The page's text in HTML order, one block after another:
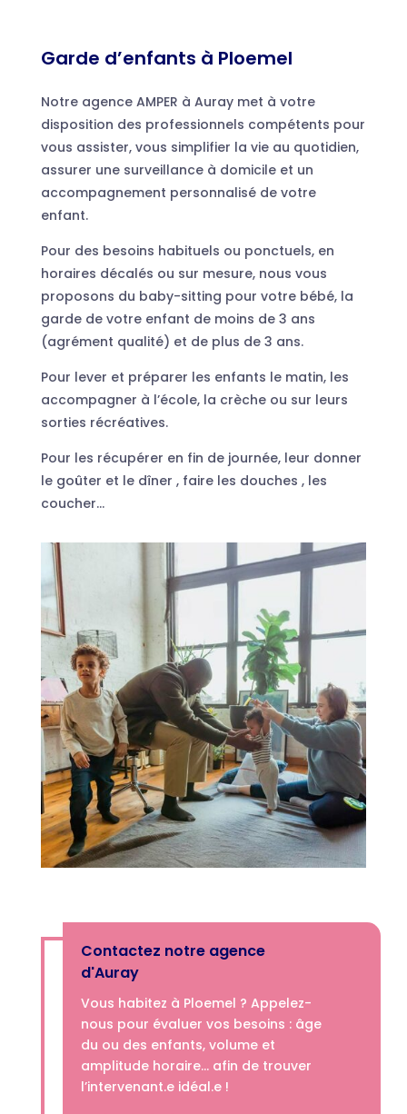
Garde d’enfants à Ploemel
Notre agence AMPER à Auray met à votre
disposition des professionnels compétents pour
vous assister, vous simplifier la vie au quotidien,
assurer une surveillance à domicile et un
accompagnement personnalisé de votre
enfant.
Pour des besoins habituels ou ponctuels, en
horaires décalés ou sur mesure, nous vous
proposons du baby-sitting pour votre bébé, la
garde de votre enfant de moins de 3 ans
(agrément qualité) et de plus de 3 ans.
Pour lever et préparer les enfants le matin, les
accompagner à l’école, la crèche ou sur leurs
sorties récréatives.
Pour les récupérer en fin de journée, leur donner
le goûter et le dîner , faire les douches , les
coucher…
Contactez notre agence
d'Auray
Vous habitez à Ploemel ? Appelez-
nous­­ pour évaluer vos besoins : âge
du ou des enfants, volume et
amplitude horaire… afin de trouver
l’intervenant.e idéal.e !